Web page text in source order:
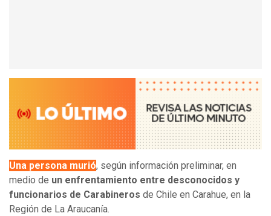
Una persona murió, según información preliminar, en
medio de un enfrentamiento entre desconocidos y
funcionarios de Carabineros de Chile en Carahue, en la
Región de La Araucanía.